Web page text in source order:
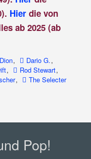
Hier die von
ab 2025 (ab
, Dario G.,
, Rod Stewart,
, The Selecter
Pop!